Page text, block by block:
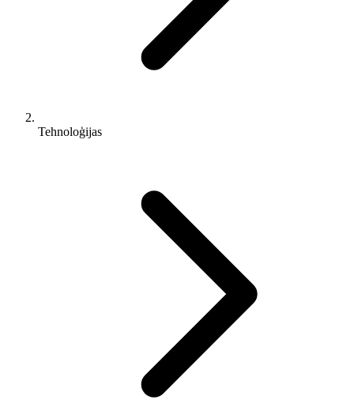
Tehnoloģijas